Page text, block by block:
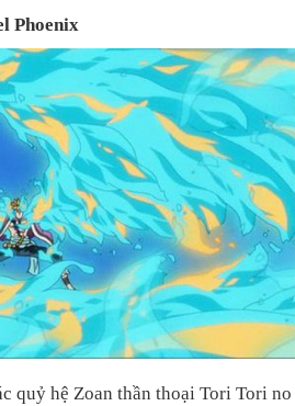
Phoenix
quỷ hệ Zoan thần thoại Tori Tori no